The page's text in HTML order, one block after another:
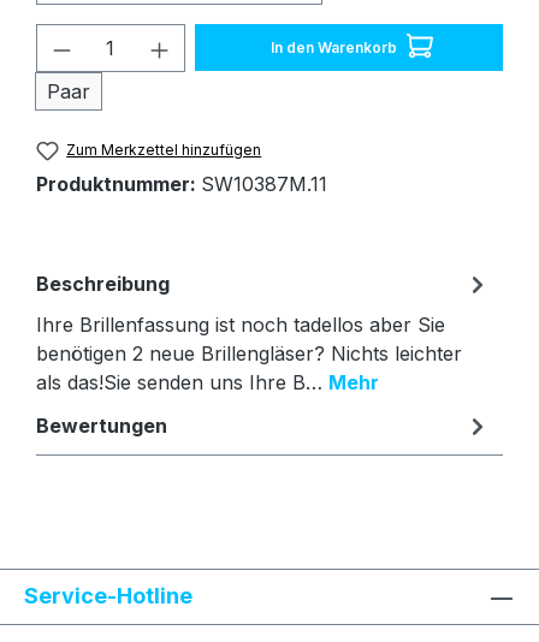
Produkt Anzahl: Gib den
Paar
In den Warenkorb
Zum Merkzettel hinzufügen
Produktnummer: SW10387M.11
Beschreibung
Ihre Brillenfassung ist noch tadellos aber Sie
benötigen 2 neue Brillengläser? Nichts leichter
als das!Sie senden uns Ihre B… Mehr
Bewertungen
Service-Hotline
Text vergrößern Hochkontrastmodus